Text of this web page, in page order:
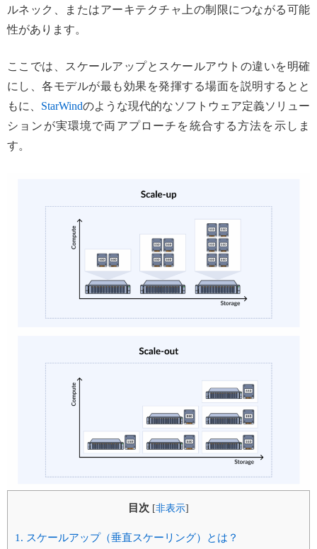
ルネック、またはアーキテクチャ上の制限につながる可能
性があります。
ここでは、スケールアップとスケールアウトの違いを明確
にし、各モデルが最も効果を発揮する場面を説明するとと
もに、 StarWindのような現代的なソフトウェア定義ソリュー
ションが実環境で両アプローチを統合する方法を示しま
す。
目次 [非表示]
1. スケールアップ（垂直スケーリング）とは？